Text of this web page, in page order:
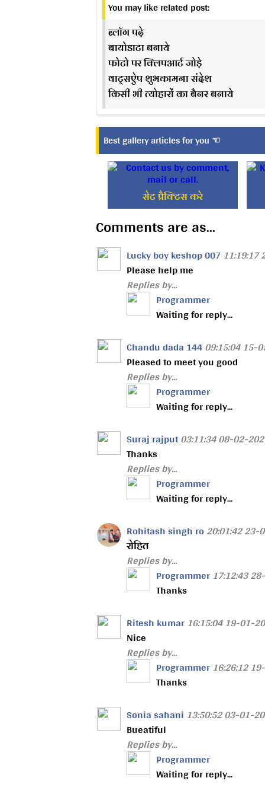
You may like related post:
ब्लॉग पढ़े
बायोडाटा बनाये
फोटो पर क्लिपआर्ट जोड़े
वाट्सऐप शुभकामना संदेश
किसी भी त्योहारों का बैनर बनाये
Best gallery articles for you ☜
सेट प्रैक्टिस करे
Comments are as...
Lucky boy keshop 00711:19:17
Please help me
Replies by...
Programmer
Waiting for reply...
Chandu dada 14409:15:04 15-
Pleased to meet you good
Replies by...
Programmer
Waiting for reply...
Suraj rajput03:11:34 08-02-
Thanks
Replies by...
Programmer
Waiting for reply...
Rohitash singh ro20:01:42 23-
रोहित
Replies by...
Programmer17:12:43
Thanks
Ritesh kumar16:15:04 19-01-
Nice
Replies by...
Programmer16:26:12
Thanks
Sonia sahani 13:50:52 03-01-
Bueatiful
Replies by...
Programmer
Waiting for reply...